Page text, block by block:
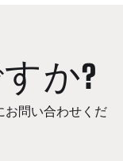
か?
お問い合わせくだ